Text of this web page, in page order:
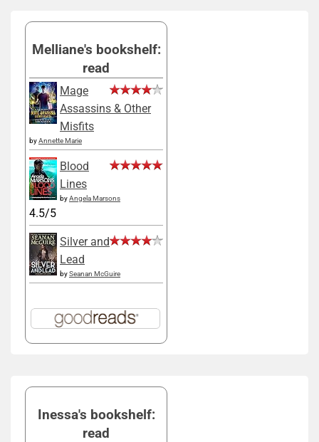
Melliane's bookshelf:
read
Mage
Assassins & Other
Misfits
byAnnette Marie
Blood
Lines
byAngela Marsons
4.5/5
Silver and
Lead
bySeanan McGuire
Inessa's bookshelf:
read